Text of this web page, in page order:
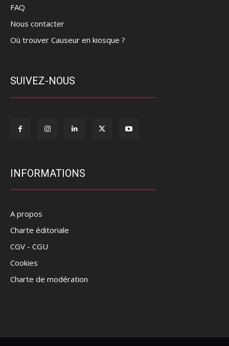
FAQ
Nous contacter
Où trouver Causeur en kiosque ?
SUIVEZ-NOUS
INFORMATIONS
A propos
Charte éditoriale
CGV - CGU
Cookies
Charte de modération